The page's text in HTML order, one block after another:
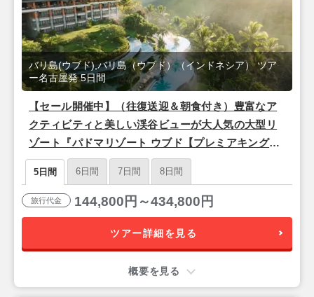
【セール開催中】（往復送迎＆朝食付き）豊富なア
クティビティと美しい渓谷ビューが大人気の大型リ
ゾート『パドマリゾート ウブド【プレミアキングル
ーム】』バリ島5日間＜シンガポール航空/名古屋発
＞
バリ島(ウブド),バリ島（ウブド）（インドネシア） ツア
ー名古屋発 5日間
5日間 6日間 7日間 8日間
旅行代金 144,800円～434,800円
ツアー詳細を見る
概要を見る